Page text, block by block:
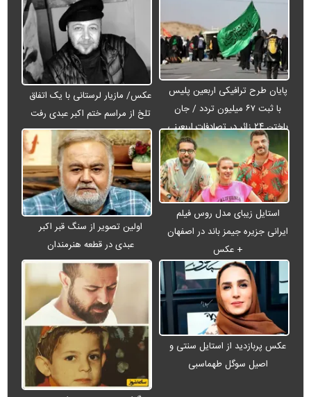
پایان طرح ترافیکی اربعین پلیس
با ثبت ۶۷ میلیون تردد / جان
باختن ۲۴ زائر در تصادفات اربعینی
عکس/ مازیار لرستانی با یک اتفاق
تلخ از مراسم ختم اکبر عبدی رفت
استایل زیبای مدل روس فیلم
ایرانی جزیره جیمز باند در اصفهان
+ عکس
اولین تصویر از سنگ قبر اکبر
عبدی در قطعه هنرمندان
عکس پربازدید از استایل سنتی و
اصیل سوگل طهماسبی